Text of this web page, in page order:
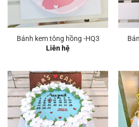
Bánh kem tông hồng -HQ3
Liên hệ